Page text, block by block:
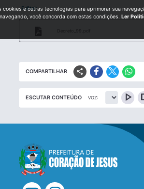
Edital:
COMPARTILHAR share
ESCUTAR CONTEÚDO VOZ: play_arrow
cookies e outras tecnologias para aprimorar sua
você concorda com estas condições. Ler